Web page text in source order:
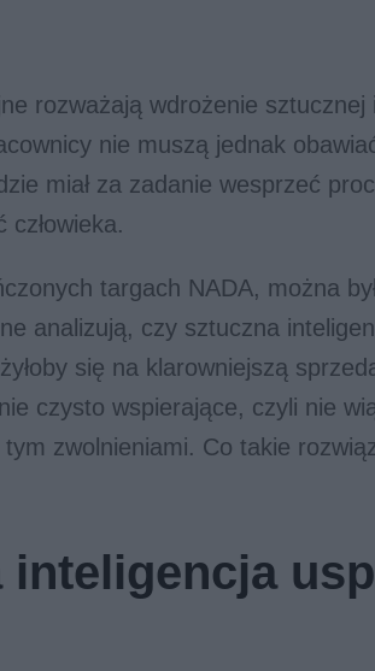
rozważają wdrożenie sztucznej
nie muszą jednak
miał za zadanie wesprzeć
człowieka.
targach NADA, można
analizują, czy sztuczna
się na klarowniejszą
czysto wspierające, czyli nie
zwolnieniami. Co takie
inteligencja